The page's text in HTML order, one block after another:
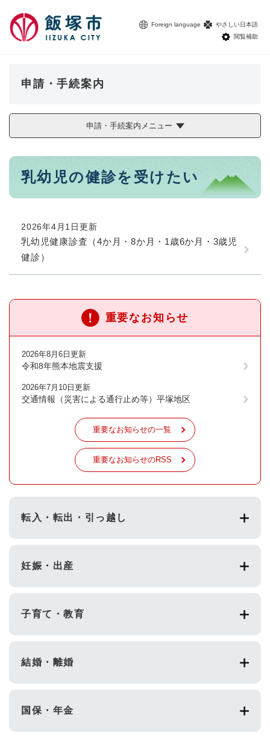
Foreign language
やさしい日本語
閲覧補助
申請・手続案内
申請・手続案内メニュー
本
乳幼児の健診を受けたい
2026年4月1日更新
乳幼児健康診査（4か月・8か月・1歳6か月・3歳児
健診）
重要なお知らせ
2026年8月6日更新
令和8年熊本地震支援
2026年7月10日更新
交通情報（災害による通行止め等）平塚地区
重要なお知らせの一覧
重要なお知らせのRSS
転入・転出・引っ越し
妊娠・出産
子育て・教育
結婚・離婚
国保・年金